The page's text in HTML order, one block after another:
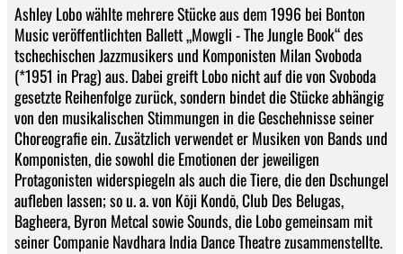
Ashley Lobo wählte mehrere Stücke aus dem 1996 bei Bonton
Music veröffentlichten Ballett „Mowgli - The Jungle Book“ des
tschechischen Jazzmusikers und Komponisten Milan Svoboda
(*1951 in Prag) aus. Dabei greift Lobo nicht auf die von Svoboda
gesetzte Reihenfolge zurück, sondern bindet die Stücke abhängig
von den musikalischen Stimmungen in die Geschehnisse seiner
Choreografie ein. Zusätzlich verwendet er Musiken von Bands und
Komponisten, die sowohl die Emotionen der jeweiligen
Protagonisten widerspiegeln als auch die Tiere, die den Dschungel
aufleben lassen; so u. a. von Kōji Kondō, Club Des Belugas,
Bagheera, Byron Metcal sowie Sounds, die Lobo gemeinsam mit
seiner Companie Navdhara India Dance Theatre zusammenstellte.